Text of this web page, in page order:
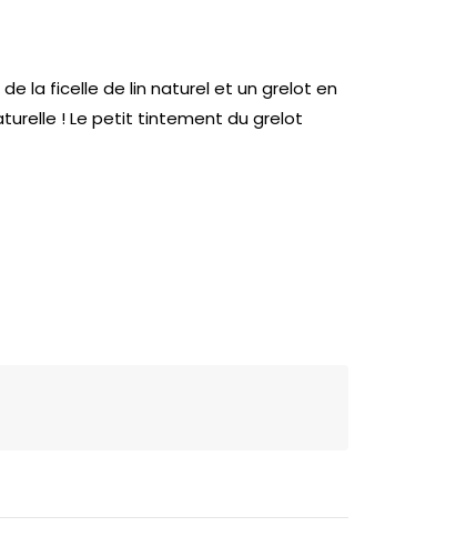
la ficelle de lin naturel et un grelot en
! Le petit tintement du grelot